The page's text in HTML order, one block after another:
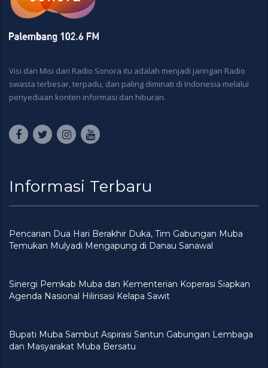
Visi dan Misi dari Radio Sonora itu adalah menjadi jaringan Radio
swasta terbesar, terpadu, dan paling diminati di Indonesia melalui
penyediaan konten informasi dan hiburan.
Informasi Terbaru
Pencarian Dua Hari Berakhir Duka, Tim Gabungan Muba
Temukan Mulyadi Mengapung di Danau Sanawal
Sinergi Pemkab Muba dan Kementerian Koperasi Siapkan
Agenda Nasional Hilirisasi Kelapa Sawit
Bupati Muba Sambut Aspirasi Santun Gabungan Lembaga
dan Masyarakat Muba Bersatu